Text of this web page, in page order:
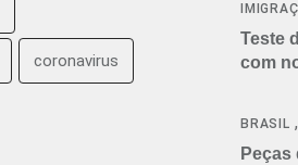
coronavirus
Teste
com
BRASIL ,